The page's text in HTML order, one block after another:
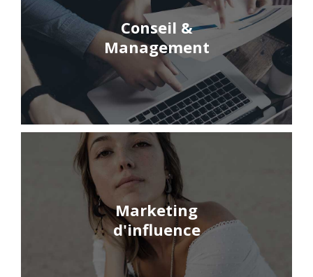
Conseil &
Management
Marketing
d'influence